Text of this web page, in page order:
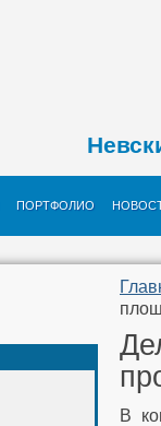
ПОРТФОЛИО
В